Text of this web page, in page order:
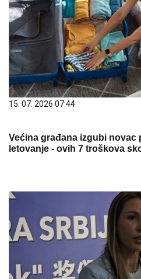
15. 07. 2026 07:44
Većina građana izgubi novac
letovanje - ovih 7 troškova